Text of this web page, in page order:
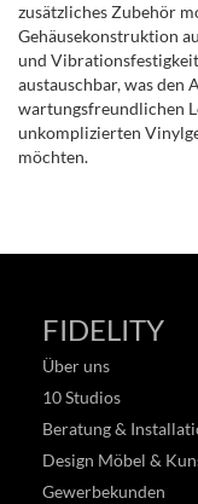
zusätzliches Zubehör
Gehäusekonstruktion
und
austauschbar, was den
wartungsfreundlichen
unkomplizierten
möchten.
FIDELITY
Über uns
10 Studios
Beratung &
Design Möbel &
Gewerbekunden